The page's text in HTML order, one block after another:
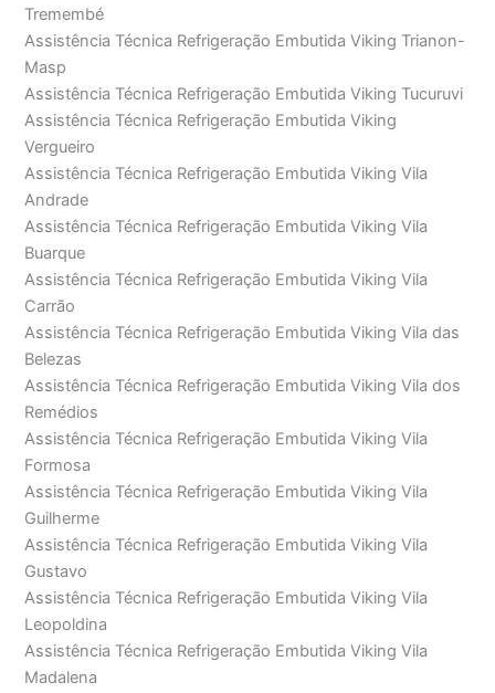
Tremembé
Assistência Técnica Refrigeração Embutida Viking Trianon-
Masp
Assistência Técnica Refrigeração Embutida Viking Tucuruvi
Assistência Técnica Refrigeração Embutida Viking
Vergueiro
Assistência Técnica Refrigeração Embutida Viking Vila
Andrade
Assistência Técnica Refrigeração Embutida Viking Vila
Buarque
Assistência Técnica Refrigeração Embutida Viking Vila
Carrão
Assistência Técnica Refrigeração Embutida Viking Vila das
Belezas
Assistência Técnica Refrigeração Embutida Viking Vila dos
Remédios
Assistência Técnica Refrigeração Embutida Viking Vila
Formosa
Assistência Técnica Refrigeração Embutida Viking Vila
Guilherme
Assistência Técnica Refrigeração Embutida Viking Vila
Gustavo
Assistência Técnica Refrigeração Embutida Viking Vila
Leopoldina
Assistência Técnica Refrigeração Embutida Viking Vila
Madalena